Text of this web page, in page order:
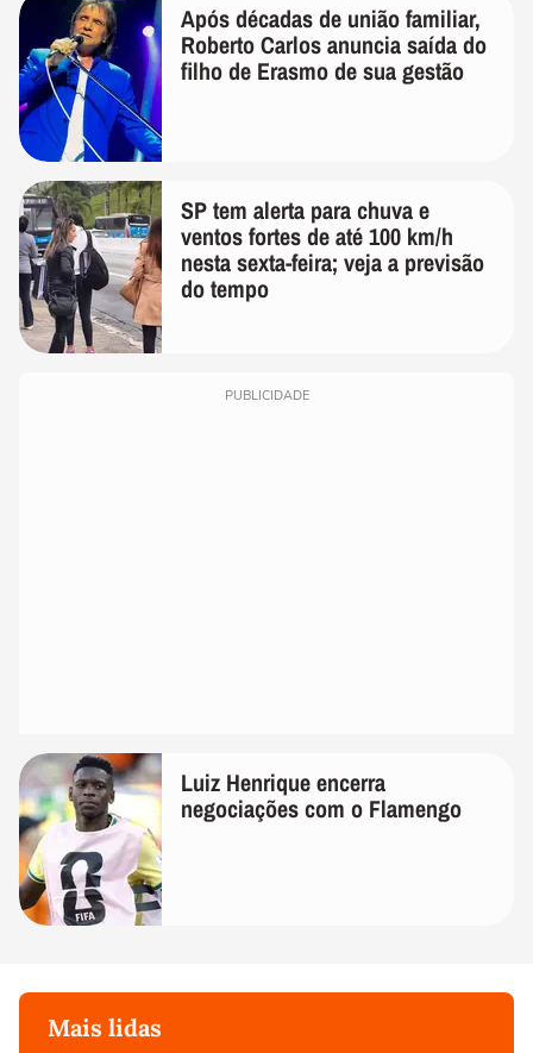
Após décadas de união familiar,
Roberto Carlos anuncia saída do
filho de Erasmo de sua gestão
SP tem alerta para chuva e
ventos fortes de até 100 km/h
nesta sexta-feira; veja a previsão
do tempo
PUBLICIDADE
Luiz Henrique encerra
negociações com o Flamengo
Mais lidas